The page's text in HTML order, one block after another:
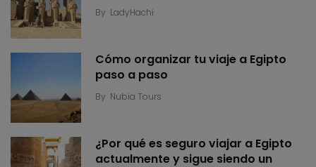
By LadyHachi
Cómo organizar tu viaje a Egipto
paso a paso
By Nubia Tours
¿Por qué es seguro viajar a Egipto
actualmente y sigue siendo un